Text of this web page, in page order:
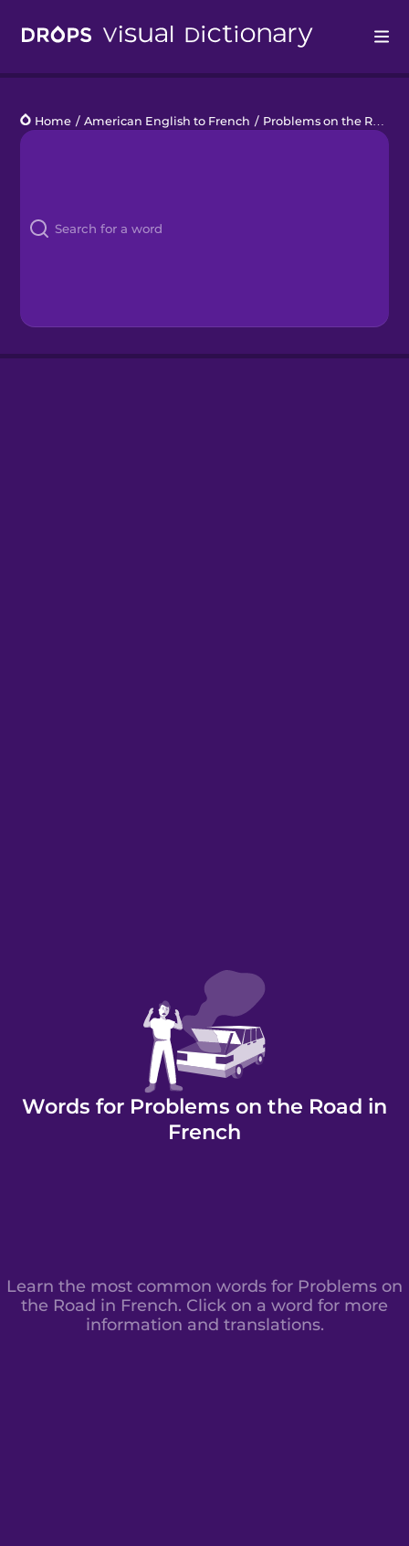
Languages
Kahoot!
Gift Drops
Home / American English to French / Problems on the Road
Words for Problems on the Road in
French
Learn the most common words for Problems on
the Road in French. Click on a word for more
information and translations.